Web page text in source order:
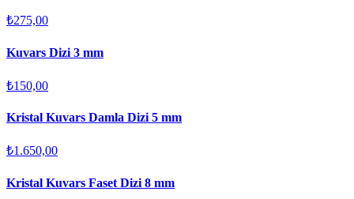
₺275,00
Kuvars Dizi 3 mm
₺150,00
Kristal Kuvars Damla Dizi 5 mm
₺1.650,00
Kristal Kuvars Faset Dizi 8 mm